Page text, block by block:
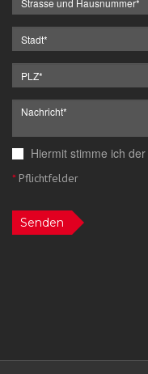
Hiermit stimme ich der
*Pflichtfelder
Senden